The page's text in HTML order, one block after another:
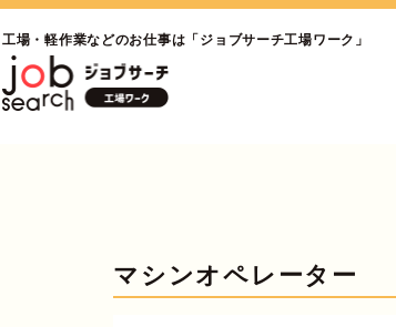
工場・軽作業などのお仕事は「ジョブサーチ工場ワーク」
マシンオペレーター